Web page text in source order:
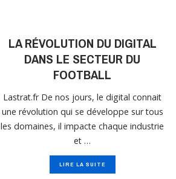
LA RÉVOLUTION DU DIGITAL
DANS LE SECTEUR DU
FOOTBALL
Lastrat.fr De nos jours, le digital connait
une révolution qui se développe sur tous
les domaines, il impacte chaque industrie
et …
LIRE LA SUITE